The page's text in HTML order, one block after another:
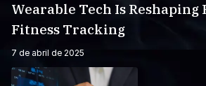
Wearable Tech Is Reshaping
Fitness Tracking
7 de abril de 2025